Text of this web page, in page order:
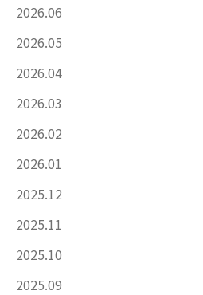
2026.06
2026.05
2026.04
2026.03
2026.02
2026.01
2025.12
2025.11
2025.10
2025.09